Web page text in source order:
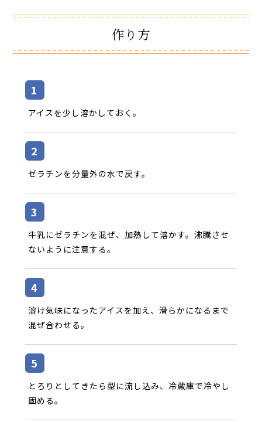
作り方
アイスを少し溶かしておく。
ゼラチンを分量外の水で戻す。
牛乳にゼラチンを混ぜ、加熱して溶かす。沸騰させ
ないように注意する。
溶け気味になったアイスを加え、滑らかになるまで
混ぜ合わせる。
とろりとしてきたら型に流し込み、冷蔵庫で冷やし
固める。